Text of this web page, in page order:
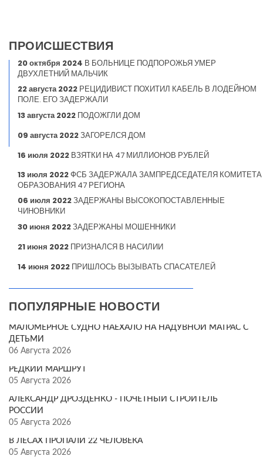
ПРОИСШЕСТВИЯ
20 октября 2024 В БОЛЬНИЦЕ ПОДПОРОЖЬЯ УМЕР
ДВУХЛЕТНИЙ МАЛЬЧИК
22 августа 2022 РЕЦИДИВИСТ ПОХИТИЛ КАБЕЛЬ В ЛОДЕЙНОМ
ПОЛЕ. ЕГО ЗАДЕРЖАЛИ
13 августа 2022 ПОДОЖГЛИ ДОМ
09 августа 2022ЗАГОРЕЛСЯ ДОМ
16 июля 2022 ВЗЯТКИ НА 47 МИЛЛИОНОВ РУБЛЕЙ
13 июля 2022ФСБ ЗАДЕРЖАЛА ЗАМПРЕДСЕДАТЕЛЯ КОМИТЕТА
ОБРАЗОВАНИЯ 47 РЕГИОНА
06 июля 2022ЗАДЕРЖАНЫ ВЫСОКОПОСТАВЛЕННЫЕ
ЧИНОВНИКИ
30 июня 2022ЗАДЕРЖАНЫ МОШЕННИКИ
21 июня 2022 ПРИЗНАЛСЯ В НАСИЛИИ
14 июня 2022 ПРИШЛОСЬ ВЫЗЫВАТЬ СПАСАТЕЛЕЙ
ПОПУЛЯРНЫЕ НОВОСТИ
МАЛОМЕРНОЕ СУДНО НАЕХАЛО НА НАДУВНОЙ МАТРАС С
ДЕТЬМИ
06 Августа 2026
РЕДКИЙ МАРШРУТ
05 Августа 2026
АЛЕКСАНДР ДРОЗДЕНКО - ПОЧЁТНЫЙ СТРОИТЕЛЬ
РОССИИ
05 Августа 2026
В ЛЕСАХ ПРОПАЛИ 22 ЧЕЛОВЕКА
05 Августа 2026